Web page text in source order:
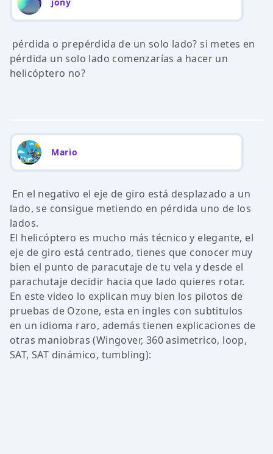
pérdida o prepérdida de un solo lado? si metes en
pérdida un solo lado comenzarías a hacer un
helicóptero no?
Mario
En el negativo el eje de giro está desplazado a un
lado, se consigue metiendo en pérdida uno de los
lados.
El helicóptero es mucho más técnico y elegante, el
eje de giro está centrado, tienes que conocer muy
bien el punto de paracutaje de tu vela y desde el
parachutaje decidir hacia que lado quieres rotar.
En este video lo explican muy bien los pilotos de
pruebas de Ozone, esta en ingles con subtitulos
en un idioma raro, además tienen explicaciones de
otras maniobras (Wingover, 360 asimetrico, loop,
SAT, SAT dinámico, tumbling):